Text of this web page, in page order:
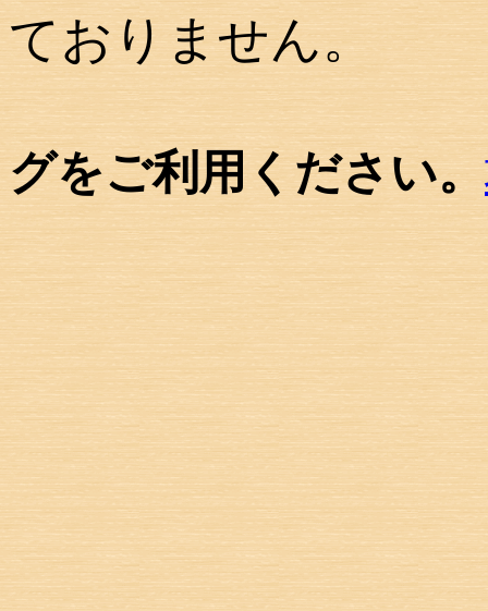
ておりません。
グをご利用ください。